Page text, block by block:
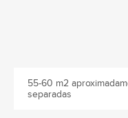
55-60 m2
separadas